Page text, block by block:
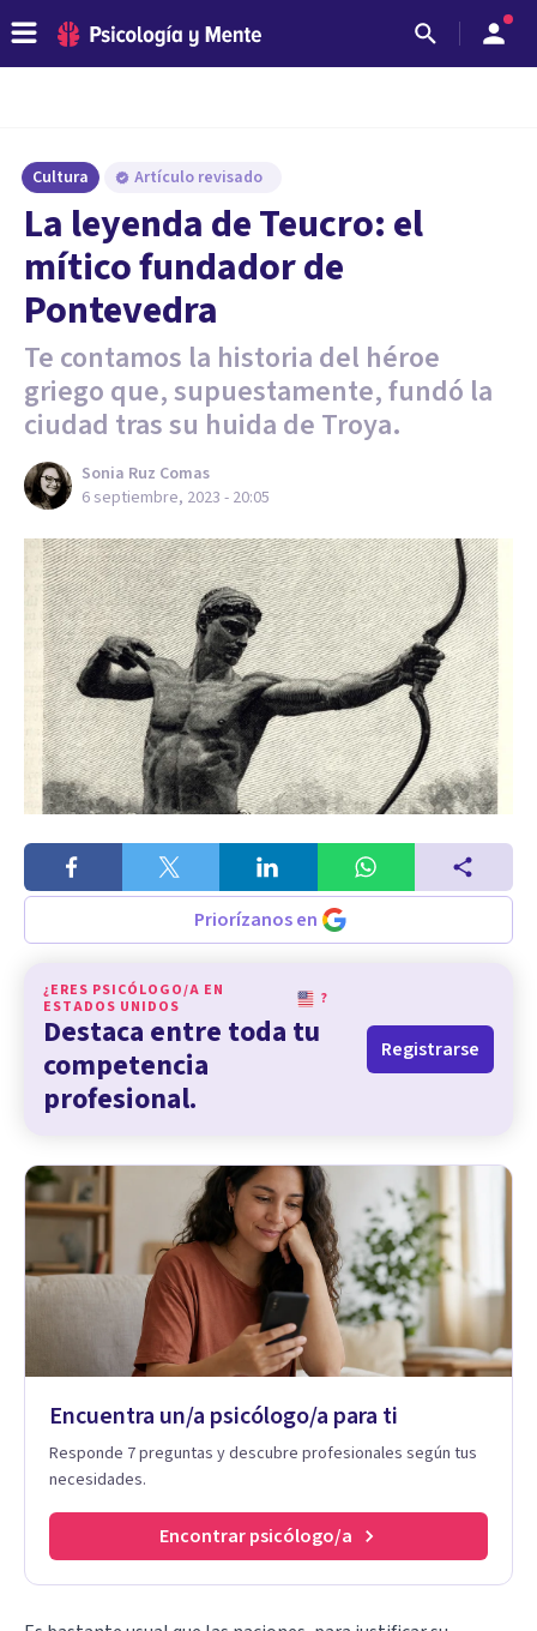
Cultura Artículo revisado
La leyenda de Teucro: el
mítico fundador de
Pontevedra
Te contamos la historia del héroe
griego que, supuestamente, fundó la
ciudad tras su huida de Troya.
Sonia Ruz Comas
6 septiembre, 2023 - 20:05
Priorízanos en
¿ERES PSICÓLOGO/A EN
ESTADOS UNIDOS
?
Destaca entre toda tu
competencia
profesional.
Registrarse
Encuentra un/a psicólogo/a para ti
Responde 7 preguntas y descubre profesionales según tus
necesidades.
Encontrar psicólogo/a